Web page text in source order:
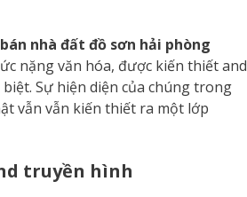
bán nhà đất đồ sơn hải phòng
nặng văn hóa, được kiến thiết and
Sự hiện diện của chúng trong
vẫn vẫn kiến thiết ra một lớp
truyền hình